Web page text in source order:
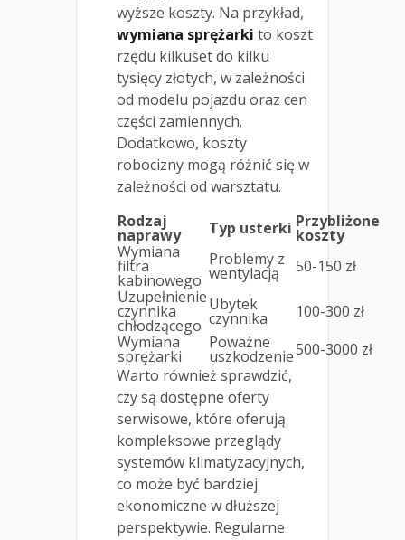
wyższe koszty. Na przykład,
wymiana sprężarki to koszt
rzędu kilkuset do kilku
tysięcy złotych, w zależności
od modelu pojazdu oraz cen
części zamiennych.
Dodatkowo, koszty
robocizny mogą różnić się w
zależności od warsztatu.
Rodzaj
naprawy Typ usterki Przybliżone
koszty
Wymiana
filtra
kabinowego
Problemy z
wentylacją
50-150 zł
Uzupełnienie
czynnika
chłodzącego
Ubytek
czynnika
100-300 zł
Wymiana
sprężarki
Poważne
uszkodzenie500-3000 zł
Warto również sprawdzić,
czy są dostępne oferty
serwisowe, które oferują
kompleksowe przeglądy
systemów klimatyzacyjnych,
co może być bardziej
ekonomiczne w dłuższej
perspektywie. Regularne